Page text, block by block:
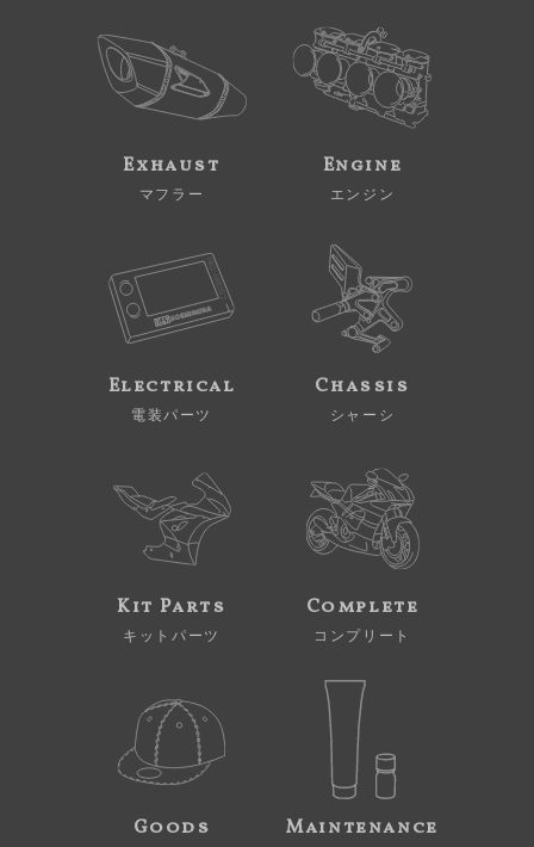
Exhaust
マフラー
Engine
エンジン
Electrical
電装パーツ
Chassis
シャーシ
Kit Parts
キットパーツ
Complete
コンプリート
Goods Maintenance